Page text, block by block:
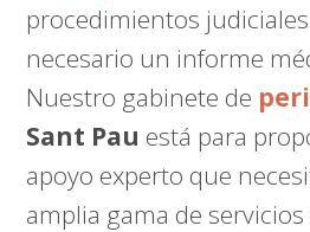
procedimientos
necesario un informe
Nuestro gabinete de
Sant Pau está para
apoyo experto que
amplia gama de